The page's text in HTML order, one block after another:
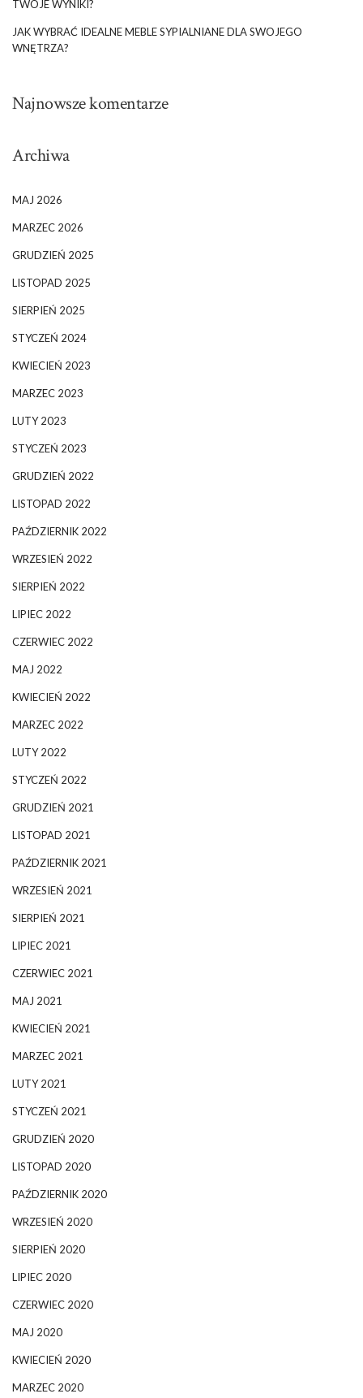
TWOJE WYNIKI?
JAK WYBRAĆ IDEALNE MEBLE SYPIALNIANE DLA SWOJEGO
WNĘTRZA?
Najnowsze komentarze
Archiwa
MAJ 2026
MARZEC 2026
GRUDZIEŃ 2025
LISTOPAD 2025
SIERPIEŃ 2025
STYCZEŃ 2024
KWIECIEŃ 2023
MARZEC 2023
LUTY 2023
STYCZEŃ 2023
GRUDZIEŃ 2022
LISTOPAD 2022
PAŹDZIERNIK 2022
WRZESIEŃ 2022
SIERPIEŃ 2022
LIPIEC 2022
CZERWIEC 2022
MAJ 2022
KWIECIEŃ 2022
MARZEC 2022
LUTY 2022
STYCZEŃ 2022
GRUDZIEŃ 2021
LISTOPAD 2021
PAŹDZIERNIK 2021
WRZESIEŃ 2021
SIERPIEŃ 2021
LIPIEC 2021
CZERWIEC 2021
MAJ 2021
KWIECIEŃ 2021
MARZEC 2021
LUTY 2021
STYCZEŃ 2021
GRUDZIEŃ 2020
LISTOPAD 2020
PAŹDZIERNIK 2020
WRZESIEŃ 2020
SIERPIEŃ 2020
LIPIEC 2020
CZERWIEC 2020
MAJ 2020
KWIECIEŃ 2020
MARZEC 2020